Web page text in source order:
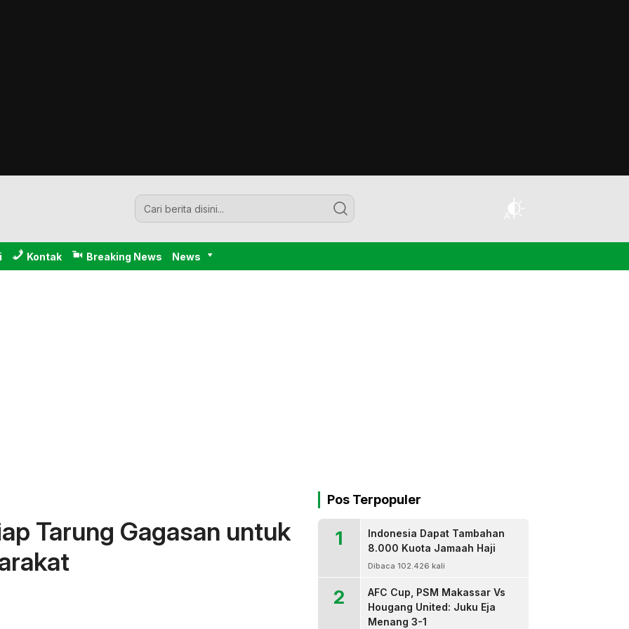
Kontak Breaking News News
Tarung Gagasan untuk
Pos Terpopuler
1
Indonesia Dapat Tambahan
8.000 Kuota Jamaah Haji
Dibaca 102.426 kali
2
AFC Cup, PSM Makassar Vs
Hougang United: Juku Eja
Menang 3-1